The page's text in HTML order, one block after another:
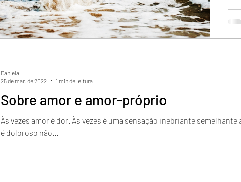
Sobre amor e amor-próprio
Às vezes amor é dor. Às vezes é uma sensação inebriante
é doloroso não...
Daniela
25 de mar. de 2022
1 min de leitura